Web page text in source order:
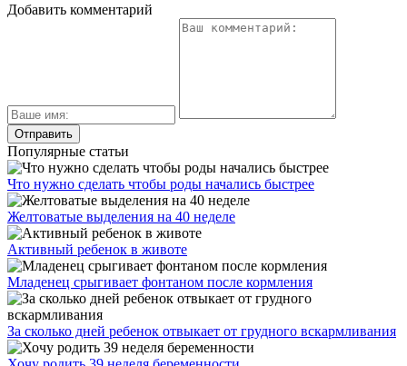
Добавить комментарий
Популярные статьи
Что нужно сделать чтобы роды начались быстрее
Желтоватые выделения на 40 неделе
Активный ребенок в животе
Младенец срыгивает фонтаном после кормления
За сколько дней ребенок отвыкает от грудного вскармливания